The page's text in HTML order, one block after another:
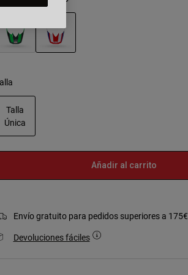
Talla
Única
Añadir al carrito
Envío gratuito para pedidos superiores a 175€
Devoluciones fáciles